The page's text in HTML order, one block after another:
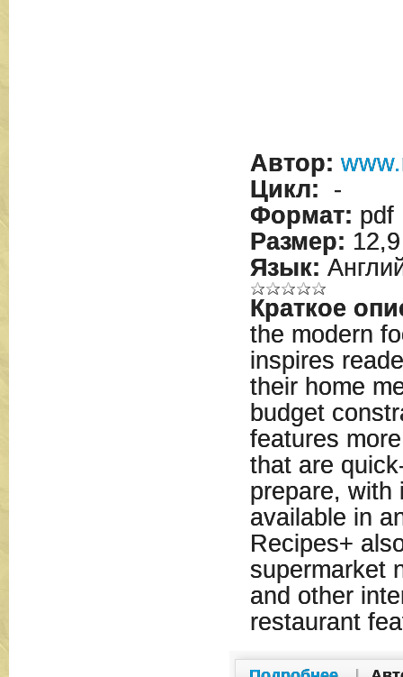
Автор:
Цикл: -
Формат: pdf
Размер:
Язык:
Краткое
the modern
inspires
their home
budget
features
that are
prepare, with
available in
Recipes+
supermarket
and other
restaurant